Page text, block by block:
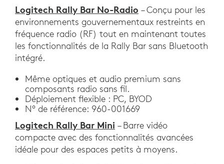
Logitech Rally Bar No-Radio – Conçu pour les
environnements gouvernementaux restreints en
fréquence radio (RF) tout en maintenant toutes
les fonctionnalités de la Rally Bar sans Bluetooth
intégré.
Même optiques et audio premium sans
composants radio sans fil.
Déploiement flexible : PC, BYOD
N° de référence: 960-001669
Logitech Rally Bar Mini – Barre vidéo
compacte avec des fonctionnalités avancées
idéale pour des espaces petits à moyens.